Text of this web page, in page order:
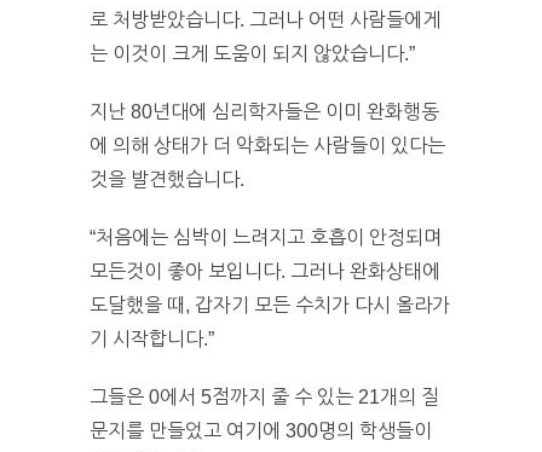
로 처방받았습니다. 그러나 어떤 사람들에게
는 이것이 크게 도움이 되지 않았습니다.”
지난 80년대에 심리학자들은 이미 완화행동
에 의해 상태가 더 악화되는 사람들이 있다는
것을 발견했습니다.
“처음에는 심박이 느려지고 호흡이 안정되며
모든것이 좋아 보입니다. 그러나 완화상태에
도달했을 때, 갑자기 모든 수치가 다시 올라가
기 시작합니다.”
그들은 0에서 5점까지 줄 수 있는 21개의 질
문지를 만들었고 여기에 300명의 학생들이